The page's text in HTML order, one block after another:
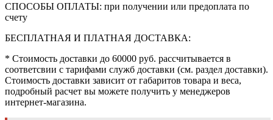
СПОСОБЫ ОПЛАТЫ: при получении или предоплата по
счету
БЕСПЛАТНАЯ И ПЛАТНАЯ ДОСТАВКА:
* Стоимость доставки до 60000 руб. рассчитывается в
соответсвии с тарифами служб доставки (см. раздел доставки).
Стоимость доставки зависит от габаритов товара и веса,
подробный расчет вы можете получить у менеджеров
интернет-магазина.